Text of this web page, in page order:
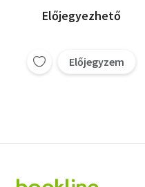
Előjegyezhető
Előjegyzem